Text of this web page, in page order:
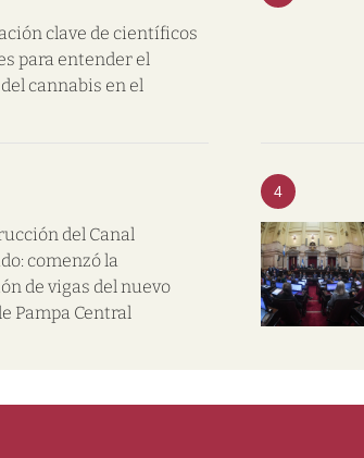
clave de científicos
para entender el
cannabis en el
del Canal
comenzó la
de vigas del nuevo
Pampa Central
4